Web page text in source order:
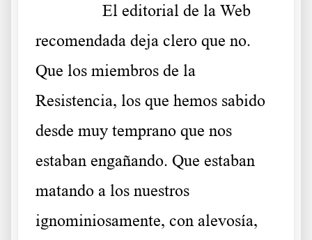
El editorial de la Web
recomendada deja clero que no.
Que los miembros de la
Resistencia, los que hemos sabido
desde muy temprano que nos
estaban engañando. Que estaban
matando a los nuestros
ignominiosamente, con alevosía,